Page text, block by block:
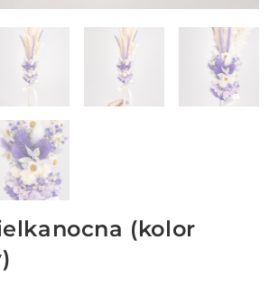
(kolor